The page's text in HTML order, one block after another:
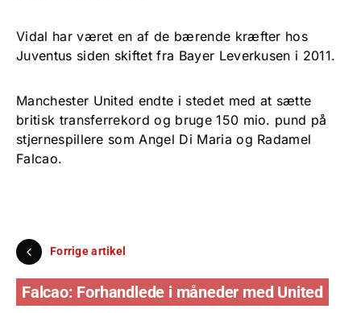
Vidal har været en af de bærende kræfter hos
Juventus siden skiftet fra Bayer Leverkusen i 2011.
Manchester United endte i stedet med at sætte
britisk transferrekord og bruge 150 mio. pund på
stjernespillere som Angel Di Maria og Radamel
Falcao.
Forrige artikel
Falcao: Forhandlede i måneder med United